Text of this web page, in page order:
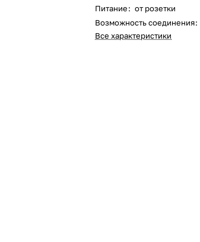
Питание: от розетки
Возможность соединения:
Все характеристики